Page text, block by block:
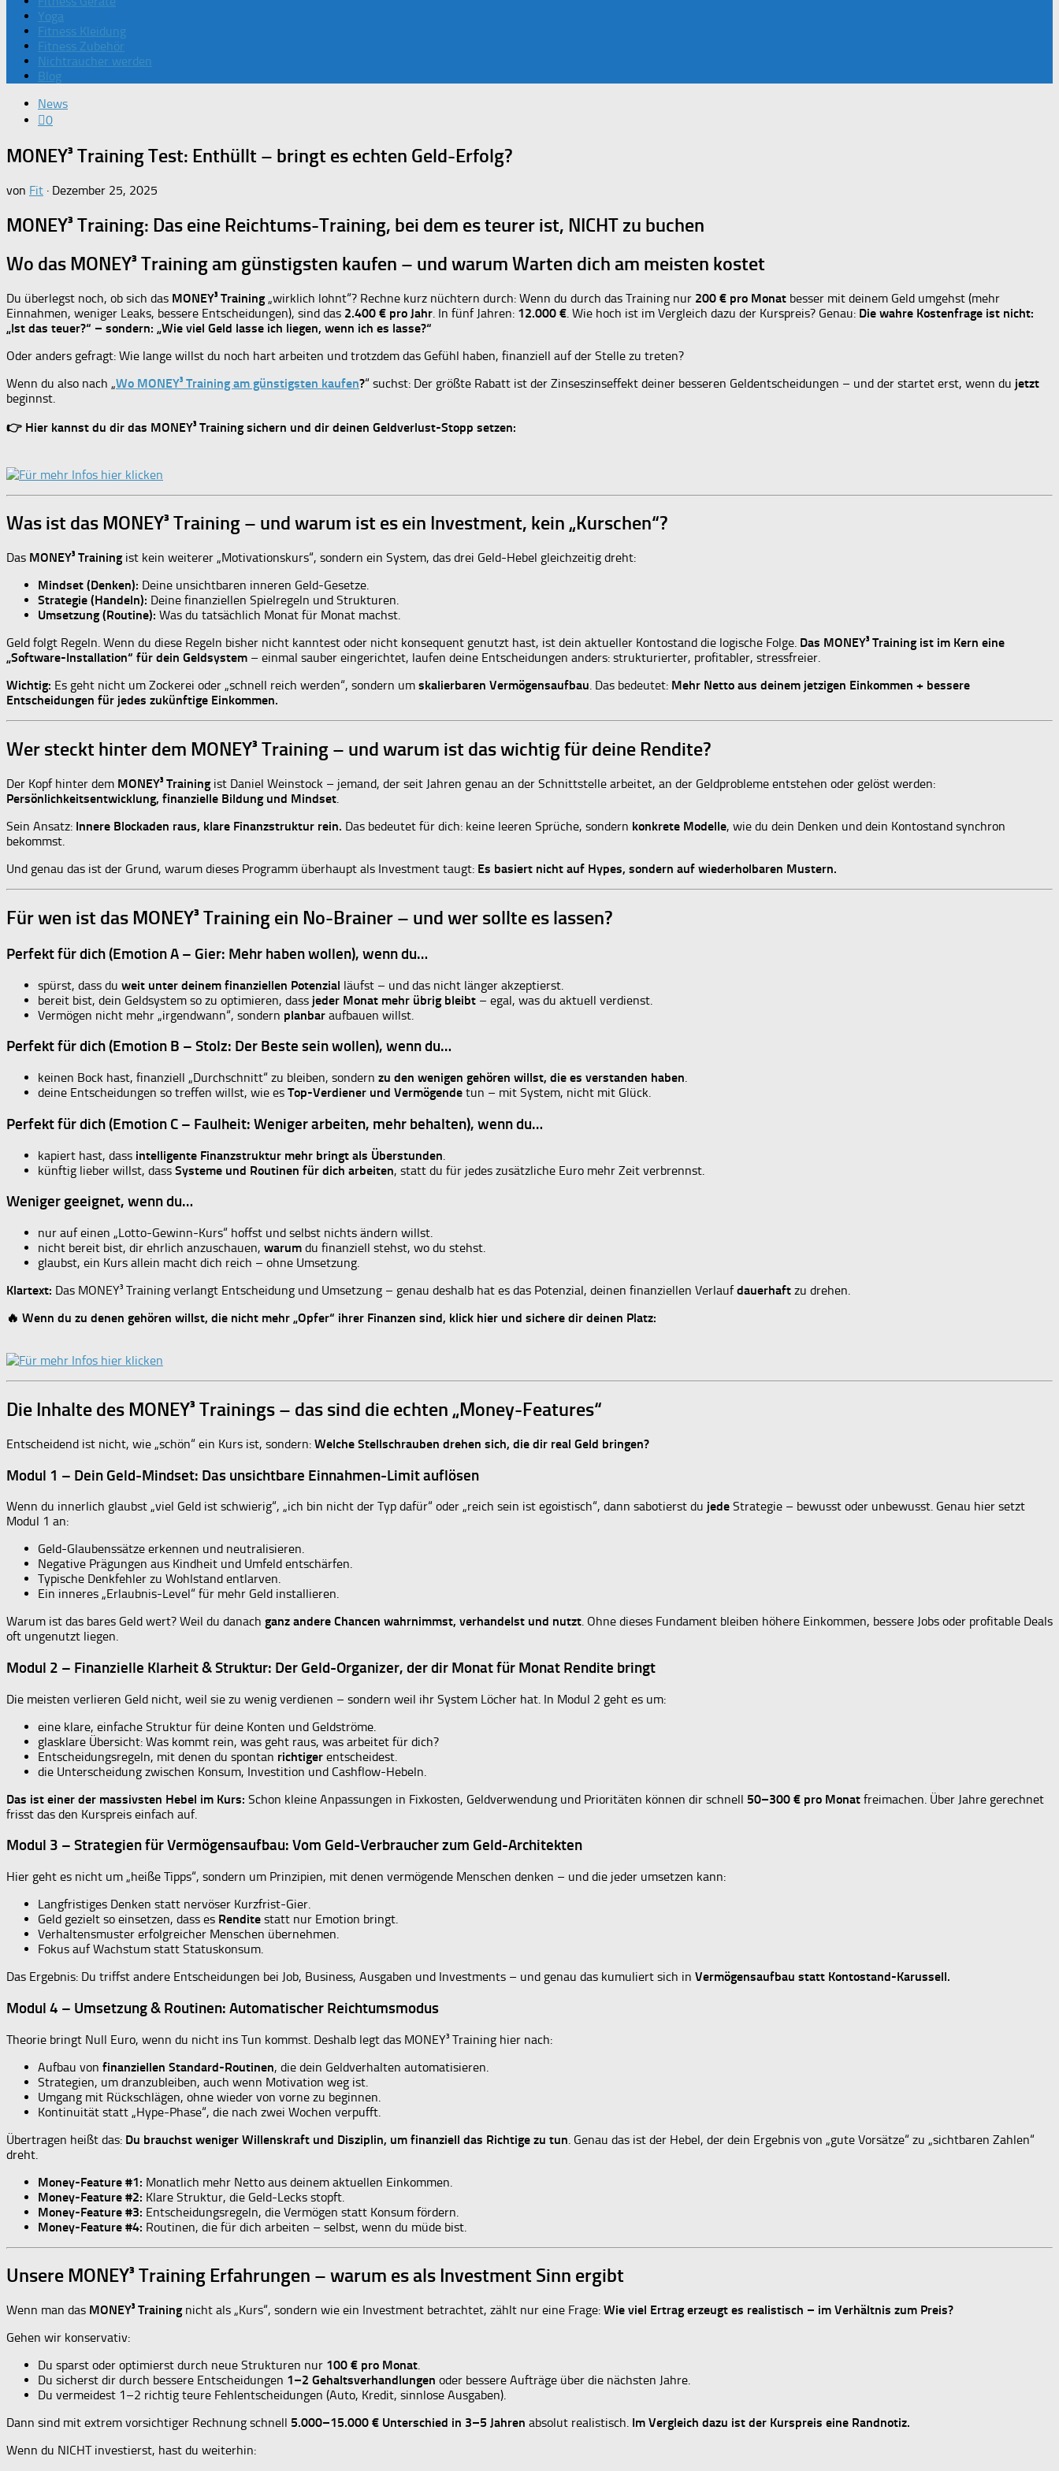
Yoga
Fitness Kleidung
Fitness Zubehör
Nichtraucher werden
Blog
News
0
MONEY³ Training Test: Enthüllt – bringt es echten Geld-Erfolg?
von Fit · Dezember 25, 2025
MONEY³ Training: Das eine Reichtums-Training, bei dem es teurer ist, NICHT zu buchen
Wo das MONEY³ Trainingam günstigsten kaufen – und warum Warten dich am meisten kostet
Du überlegst noch, ob sich das MONEY³ Training „wirklich lohnt“? Rechne kurz nüchtern durch: Wenn du durch das Training nur 200 € pro Monat besser mit deinem Geld umgehst (mehr
Einnahmen, weniger Leaks, bessere Entscheidungen), sind das 2.400 € pro Jahr . In fünf Jahren: 12.000 € . Wie hoch ist im Vergleich dazu der Kurspreis? Genau: Die wahre Kostenfrage ist nicht:
„Ist das teuer?“ – sondern: „Wie viel Geld lasse ich liegen, wenn ich es lasse?“
Oder anders gefragt: Wie lange willst du noch hart arbeiten und trotzdem das Gefühl haben, finanziell auf der Stelle zu treten?
Wenn du also nach „Wo MONEY³ Training am günstigsten kaufen?“ suchst: Der größte Rabatt ist der Zinseszinseffekt deiner besseren Geldentscheidungen – und der startet erst, wenn du jetzt
beginnst.
👉 Hier kannst du dir das MONEY³ Training sichern und dir deinen Geldverlust-Stopp setzen:
Was ist das MONEY³ Training – und warum ist es ein Investment, kein „Kurschen“?
Das MONEY³ Training ist kein weiterer „Motivationskurs“, sondern ein System, das drei Geld-Hebel gleichzeitig dreht:
Mindset (Denken): Deine unsichtbaren inneren Geld-Gesetze.
Strategie (Handeln): Deine finanziellen Spielregeln und Strukturen.
Umsetzung (Routine): Was du tatsächlich Monat für Monat machst.
Geld folgt Regeln. Wenn du diese Regeln bisher nicht kanntest oder nicht konsequent genutzt hast, ist dein aktueller Kontostand die logische Folge. Das MONEY³ Training ist im Kern eine
„Software-Installation“ für dein Geldsystem – einmal sauber eingerichtet, laufen deine Entscheidungen anders: strukturierter, profitabler, stressfreier.
Wichtig: Es geht nicht um Zockerei oder „schnell reich werden“, sondern um skalierbaren Vermögensaufbau. Das bedeutet: Mehr Netto aus deinem jetzigen Einkommen + bessere
Entscheidungen für jedes zukünftige Einkommen.
Wer steckt hinter dem MONEY³ Training – und warum ist das wichtig für deine Rendite?
Der Kopf hinter dem MONEY³ Training ist Daniel Weinstock – jemand, der seit Jahren genau an der Schnittstelle arbeitet, an der Geldprobleme entstehen oder gelöst werden:
Persönlichkeitsentwicklung, finanzielle Bildung und Mindset.
Sein Ansatz: Innere Blockaden raus, klare Finanzstruktur rein. Das bedeutet für dich: keine leeren Sprüche, sondern konkrete Modelle, wie du dein Denken und dein Kontostand synchron
bekommst.
Und genau das ist der Grund, warum dieses Programm überhaupt als Investment taugt: Es basiert nicht auf Hypes, sondern auf wiederholbaren Mustern.
Für wen ist das MONEY³ Training ein No-Brainer – und wer sollte es lassen?
Perfekt für dich (Emotion A – Gier: Mehr haben wollen), wenn du…
spürst, dass du weit unter deinem finanziellen Potenzial läufst – und das nicht länger akzeptierst.
bereit bist, dein Geldsystem so zu optimieren, dass jeder Monat mehr übrig bleibt – egal, was du aktuell verdienst.
Vermögen nicht mehr „irgendwann“, sondern planbar aufbauen willst.
Perfekt für dich (Emotion B – Stolz: Der Beste sein wollen), wenn du…
keinen Bock hast, finanziell „Durchschnitt“ zu bleiben, sondern zu den wenigen gehören willst, die es verstanden haben.
deine Entscheidungen so treffen willst, wie es Top-Verdiener und Vermögende tun – mit System, nicht mit Glück.
Perfekt für dich (Emotion C – Faulheit: Weniger arbeiten, mehr behalten), wenn du…
kapiert hast, dass intelligente Finanzstruktur mehr bringt als Überstunden
künftig lieber willst, dass Systeme und Routinen für dich arbeiten, statt du für jedes zusätzliche Euro mehr Zeit verbrennst.
Weniger geeignet, wenn du…
nur auf einen „Lotto-Gewinn-Kurs“ hoffst und selbst nichts ändern willst.
nicht bereit bist, dir ehrlich anzuschauen, warum du finanziell stehst, wo du stehst.
glaubst, ein Kurs allein macht dich reich – ohne Umsetzung.
Klartext: Das MONEY³ Training verlangt Entscheidung und Umsetzung – genau deshalb hat es das Potenzial, deinen finanziellen Verlaufdauerhaft zu drehen.
🔥 Wenn du zu denen gehören willst, die nicht mehr „Opfer“ ihrer Finanzen sind, klick hier und sichere dir deinen Platz:
Die Inhalte des MONEY³ Trainings – das sind die echten „Money-Features“
Entscheidend ist nicht, wie „schön“ ein Kurs ist, sondern: Welche Stellschrauben drehen sich, die dir real Geld bringen?
Modul 1 – Dein Geld-Mindset: Das unsichtbare Einnahmen-Limit auflösen
Wenn du innerlich glaubst „viel Geld ist schwierig“, „ich bin nicht der Typ dafür“ oder „reich sein ist egoistisch“, dann sabotierst du jede Strategie – bewusst oder unbewusst. Genau hier setzt
Modul 1 an:
Geld-Glaubenssätze erkennen und neutralisieren.
Negative Prägungen aus Kindheit und Umfeld entschärfen.
Typische Denkfehler zu Wohlstand entlarven.
Ein inneres „Erlaubnis-Level“ für mehr Geld installieren.
Warum ist das bares Geld wert? Weil du danach ganz andere Chancen wahrnimmst, verhandelst und nutzt. Ohne dieses Fundament bleiben höhere Einkommen, bessere Jobs oder profitable Deals
oft ungenutzt liegen.
Modul 2 – Finanzielle Klarheit & Struktur: Der Geld-Organizer, der dir Monat für Monat Rendite bringt
Die meisten verlieren Geld nicht, weil sie zu wenig verdienen – sondern weil ihr System Löcher hat. In Modul 2 geht es um:
eine klare, einfache Struktur für deine Konten und Geldströme.
glasklare Übersicht: Was kommt rein, was geht raus, was arbeitet für dich?
Entscheidungsregeln, mit denen du spontan richtiger entscheidest.
die Unterscheidung zwischen Konsum, Investition und Cashflow-Hebeln.
Das ist einer der massivsten Hebel im Kurs: Schon kleine Anpassungen in Fixkosten, Geldverwendung und Prioritäten können dir schnell 50–300 € pro Monat freimachen. Über Jahre gerechnet
frisst das den Kurspreis einfach auf.
Modul 3 – Strategien für Vermögensaufbau: Vom Geld-Verbraucher zum Geld-Architekten
Hier geht es nicht um „heiße Tipps“, sondern um Prinzipien, mit denen vermögende Menschen denken – und die jeder umsetzen kann:
Langfristiges Denken statt nervöser Kurzfrist-Gier.
Geld gezielt so einsetzen, dass es Rendite statt nur Emotion bringt.
Verhaltensmuster erfolgreicher Menschen übernehmen.
Fokus auf Wachstum statt Statuskonsum.
Das Ergebnis: Du triffst andere Entscheidungen bei Job, Business, Ausgaben und Investments – und genau das kumuliert sich in Vermögensaufbau statt Kontostand-Karussell.
Modul 4 – Umsetzung & Routinen: Automatischer Reichtumsmodus
Theorie bringt Null Euro, wenn du nicht ins Tun kommst. Deshalb legt das MONEY³ Training hier nach:
Aufbau von finanziellen Standard-Routinen, die dein Geldverhalten automatisieren.
Strategien, um dranzubleiben, auch wenn Motivation weg ist.
Umgang mit Rückschlägen, ohne wieder von vorne zu beginnen.
Kontinuität statt „Hype-Phase“, die nach zwei Wochen verpufft.
Übertragen heißt das: Du brauchst weniger Willenskraft und Disziplin, um finanziell das Richtige zu tun . Genau das ist der Hebel, der dein Ergebnis von „gute Vorsätze“ zu „sichtbaren Zahlen“
dreht.
Money-Feature #1: Monatlich mehr Netto aus deinem aktuellen Einkommen.
Money-Feature #2: Klare Struktur, die Geld-Lecks stopft.
Money-Feature #3: Entscheidungsregeln, die Vermögen statt Konsum fördern.
Money-Feature #4: Routinen, die für dich arbeiten – selbst, wenn du müde bist.
Unsere MONEY³ Training Erfahrungen – warum es als Investment Sinn ergibt
Wenn man das MONEY³ Training nicht als „Kurs“, sondern wie ein Investment betrachtet, zählt nur eine Frage: Wie viel Ertrag erzeugt es realistisch – im Verhältnis zum Preis?
Gehen wir konservativ:
Du sparst oder optimierst durch neue Strukturen nur 100 € pro Monat.
Du sicherst dir durch bessere Entscheidungen 1–2 Gehaltsverhandlungen oder bessere Aufträge über die nächsten Jahre.
Du vermeidest 1–2 richtig teure Fehlentscheidungen (Auto, Kredit, sinnlose Ausgaben).
Dann sind mit extrem vorsichtiger Rechnung schnell 5.000–15.000 € Unterschied in 3–5 Jahren absolut realistisch. Im Vergleich dazu ist der Kurspreis eine Randnotiz.
Wenn du NICHT investierst, hast du weiterhin: